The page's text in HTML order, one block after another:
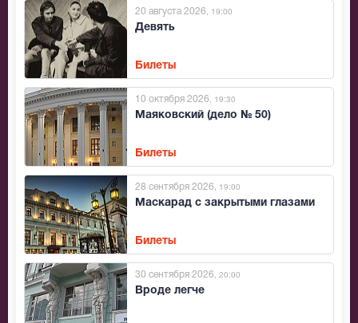
Девять
20 августа 2026 , 19:00
Билеты
Маяковский (дело № 50)
10 октября 2026 , 19:30
Билеты
Маскарад с закрытыми глазами
28 сентября 2026 , 19:00
Билеты
Вроде легче
30 сентября 2026 , 20:00